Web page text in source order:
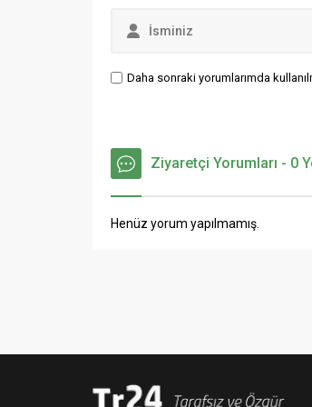
Daha sonraki yorumlarımda
Ziyaretçi Yorumları - 0
Henüz yorum yapılmamış.